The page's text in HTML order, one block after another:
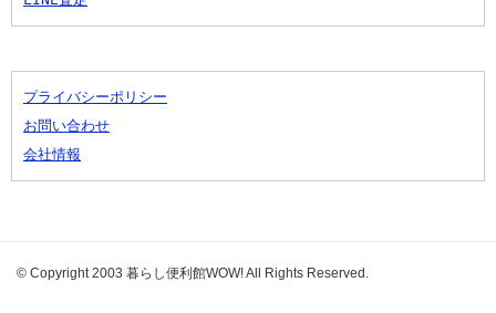
プライバシーポリシー
お問い合わせ
会社情報
© Copyright 2003 暮らし便利館WOW! All Rights Reserved.